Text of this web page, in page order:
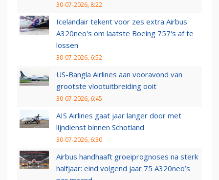
30-07-2026, 8:22
Icelandair tekent voor zes extra Airbus
A320neo's om laatste Boeing 757's af te
lossen
30-07-2026, 6:52
US-Bangla Airlines aan vooravond van
grootste vlootuitbreiding ooit
30-07-2026, 6:45
AIS Airlines gaat jaar langer door met
lijndienst binnen Schotland
30-07-2026, 6:30
Airbus handhaaft groeiprognoses na sterk
halfjaar: eind volgend jaar 75 A320neo’s